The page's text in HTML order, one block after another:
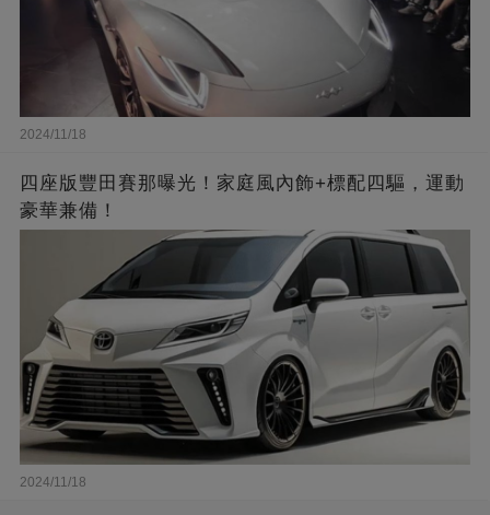
2024/11/18
四座版豐田賽那曝光！家庭風內飾+標配四驅，運動
豪華兼備！
2024/11/18